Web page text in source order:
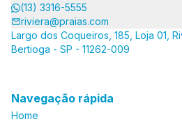
(13) 3316-5555
riviera@praias.com
Largo dos Coqueiros, 185, Loja 01,
Bertioga - SP - 11262-009
Navegação rápida
Home